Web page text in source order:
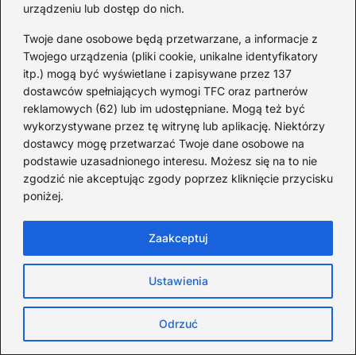
urządzeniu lub dostęp do nich.
Twoje dane osobowe będą przetwarzane, a informacje z
Twojego urządzenia (pliki cookie, unikalne identyfikatory
itp.) mogą być wyświetlane i zapisywane przez 137
dostawców spełniających wymogi TFC oraz partnerów
reklamowych (62) lub im udostępniane. Mogą też być
wykorzystywane przez tę witrynę lub aplikację. Niektórzy
dostawcy mogę przetwarzać Twoje dane osobowe na
podstawie uzasadnionego interesu. Możesz się na to nie
zgodzić nie akceptując zgody poprzez kliknięcie przycisku
poniżej.
Ustawienia
Odrzuć
Zaakceptuj
Pięć miejsc w Czechach przy
granicy, które cię oczarują
swoim urokiem